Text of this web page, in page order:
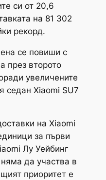
си от 20,6
на 81 302
рекорд.
се повиши с
през второто
увеличените
седан Xiaomi SU7
на Xiaomi
за първи
Лу Уейбинг
да участва в
приоритет е